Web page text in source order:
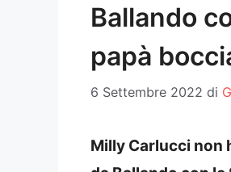
Ballando
papà
6 Settembre 2022 di
Milly Carlucci non